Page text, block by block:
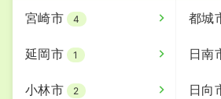
宮崎市 4 都城
延岡市 1 日南
小林市 2 日向